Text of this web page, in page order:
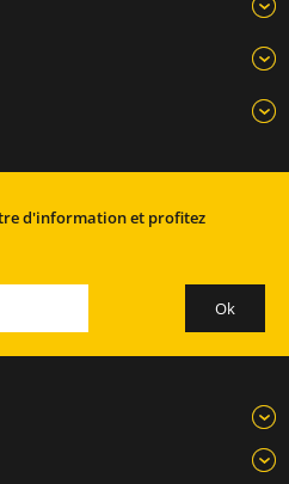
d'information et profitez